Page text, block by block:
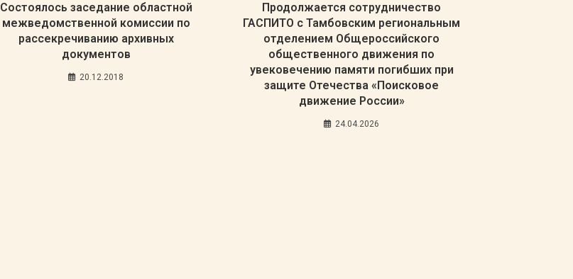
Состоялось заседание областной
межведомственной комиссии по
рассекречиванию архивных
документов
20.12.2018
Продолжается сотрудничество
ГАСПИТО с Тамбовским региональным
отделением Общероссийского
общественного движения по
увековечению памяти погибших при
защите Отечества «Поисковое
движение России»
24.04.2026